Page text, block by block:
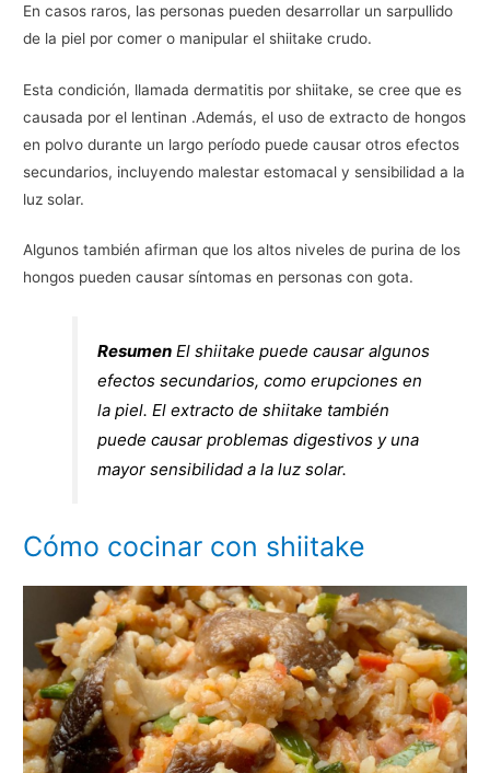
En casos raros, las personas pueden desarrollar un sarpullido
de la piel por comer o manipular el shiitake crudo.
Esta condición, llamada dermatitis por shiitake, se cree que es
causada por el lentinan .Además, el uso de extracto de hongos
en polvo durante un largo período puede causar otros efectos
secundarios, incluyendo malestar estomacal y sensibilidad a la
luz solar.
Algunos también afirman que los altos niveles de purina de los
hongos pueden causar síntomas en personas con gota.
Resumen El shiitake puede causar algunos
efectos secundarios, como erupciones en
la piel. El extracto de shiitake también
puede causar problemas digestivos y una
mayor sensibilidad a la luz solar.
Cómo cocinar con shiitake